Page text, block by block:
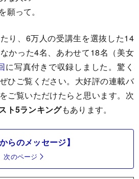
願って。
り、6万人の受講生を選抜した14
かった4名、あわせて18名（美女
に写真付きで収録しました。驚く
ひご覧ください。大好評の連載バ
をご覧いただけたらと思います。次
ト5ランキングもあります。
らのメッセージ】
次のページ